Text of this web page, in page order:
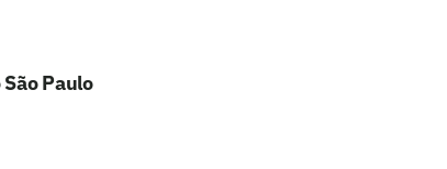
Paulo